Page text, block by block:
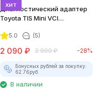
хит
Диагностический адаптер
Toyota TIS Mini VCI
5.0 (5)
2 090 ₽ 2 900 ₽ -28%
Бонусных рублей за покупку:
62.76руб.
В наличии